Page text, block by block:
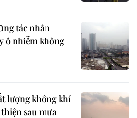
tác nhân
ô nhiễm không
lượng không khí
sau mưa